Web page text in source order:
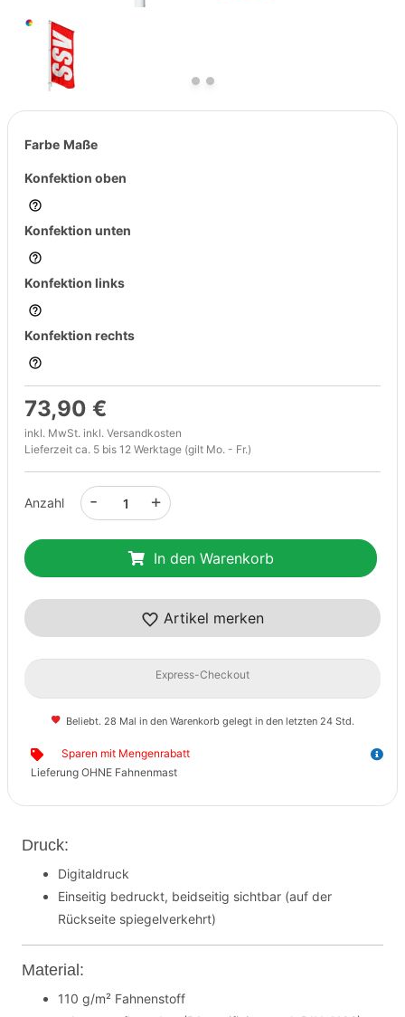
Farbe Maße
Konfektion oben
Konfektion unten
Konfektion links
Konfektion rechts
73,90 €
inkl. MwSt. inkl. Versandkosten
Lieferzeit ca. 5 bis 12 Werktage (gilt Mo. - Fr.)
Anzahl +
-
In den Warenkorb
Artikel merken
Express-Checkout
Beliebt. 28 Mal in den Warenkorb gelegt in den letzten 24 Std.
Sparen mit Mengenrabatt
Lieferung OHNE Fahnenmast
Druck:
Digitaldruck
Einseitig bedruckt, beidseitig sichtbar (auf der
Rückseite spiegelverkehrt)
Material:
110 g/m² Fahnenstoff